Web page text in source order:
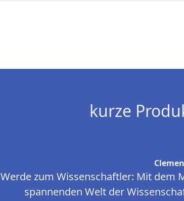
kurze
Werde zum Wissenschaftler: Mit dem
spannenden Welt der